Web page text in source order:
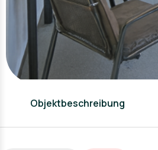
Objektbeschreibung